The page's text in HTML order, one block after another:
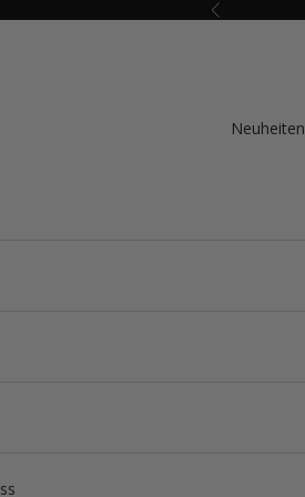
Zurück
Neuheiten